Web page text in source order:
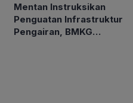
Mentan Instruksikan
Penguatan Infrastruktur
Pengairan, BMKG